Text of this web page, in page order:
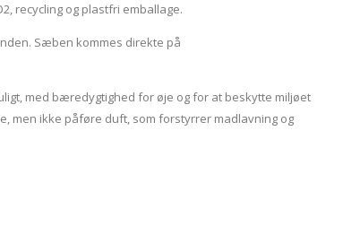
recycling og plastfri emballage.
Sæben kommes direkte på
med bæredygtighed for øje og for at beskytte miljøet
men ikke påføre duft, som forstyrrer madlavning og